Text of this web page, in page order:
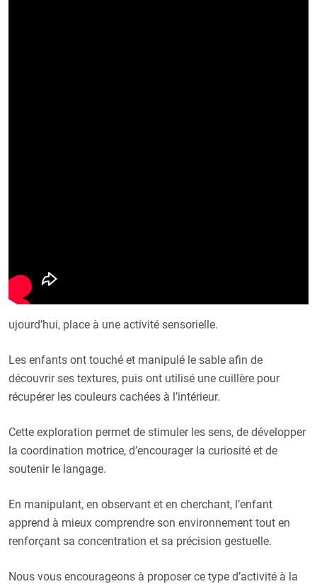
ujourd’hui, place à une activité sensorielle.
Les enfants ont touché et manipulé le sable afin de
découvrir ses textures, puis ont utilisé une cuillère pour
récupérer les couleurs cachées à l’intérieur.
Cette exploration permet de stimuler les sens, de développer
la coordination motrice, d’encourager la curiosité et de
soutenir le langage.
En manipulant, en observant et en cherchant, l’enfant
apprend à mieux comprendre son environnement tout en
renforçant sa concentration et sa précision gestuelle.
Nous vous encourageons à proposer ce type d’activité à la